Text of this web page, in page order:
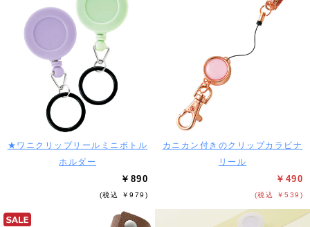
★ワニクリップリールミニボトル
ホルダー
￥890
(税込 ￥979)
カニカン付きのクリップカラビナ
リール
￥490
(税込 ￥539)